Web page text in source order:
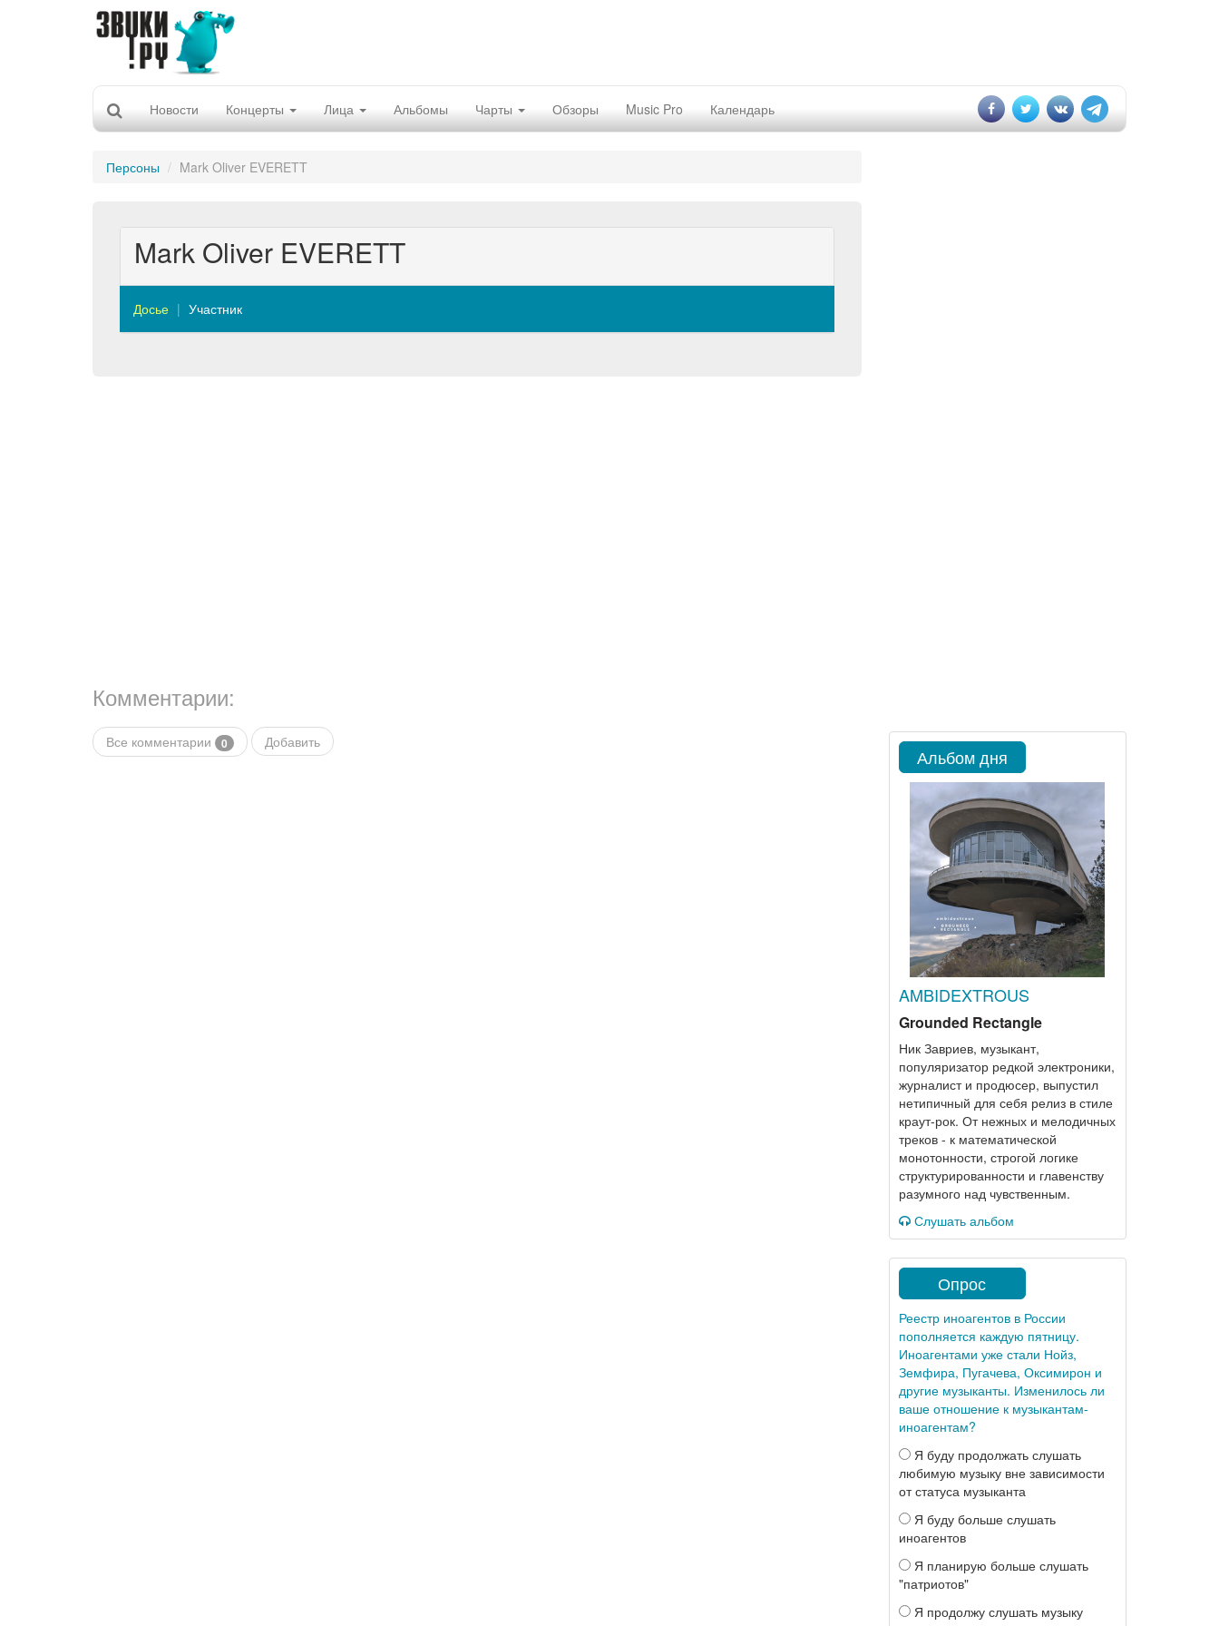
Новости Концерты Лица Альбомы Чарты Обзоры Music Pro Календарь
Персоны Mark Oliver EVERETT
Mark Oliver EVERETT
Досье Участник
Комментарии:
Все комментарии 0 Добавить
Альбом дня
AMBIDEXTROUS
Grounded Rectangle
Ник Завриев, музыкант,
популяризатор редкой электроники,
журналист и продюсер, выпустил
нетипичный для себя релиз в стиле
краут-рок. От нежных и мелодичных
треков - к математической
монотонности, строгой логике
структурированности и главенству
разумного над чувственным.
Слушать альбом
Опрос
Реестр иноагентов в России
пополняется каждую пятницу.
Иноагентами уже стали Нойз,
Земфира, Пугачева, Оксимирон и
другие музыканты. Изменилось ли
ваше отношение к музыкантам-
иноагентам?
Я буду продолжать слушать
любимую музыку вне зависимости
от статуса музыканта
Я буду больше слушать
иноагентов
Я планирую больше слушать
"патриотов"
Я продолжу слушать музыку